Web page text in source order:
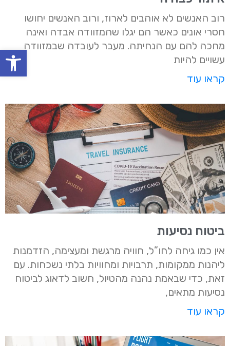
רוב האנשים לא אוהבים לארוז, ורוב האנשים יחושו
חסרי אונים כאשר הם יגלו שהמזוודה אבדה ואינה
מחכה להם עם הנחיתה. מעבר לעובדה שבמזוודה
עשויים להיות
קראו עוד
ביטוח נסיעות
אין כמו גיחה לחו”ל, חוויה מרגשת ומעצימה, הזדמנות
ליהנות ממקומות, תרבויות ומחוויות בלתי נשכחות. עם
זאת, כדי שבאמת נהנה מהטיול, חשוב לדאוג לביטוח
נסיעות מתאים,
קראו עוד